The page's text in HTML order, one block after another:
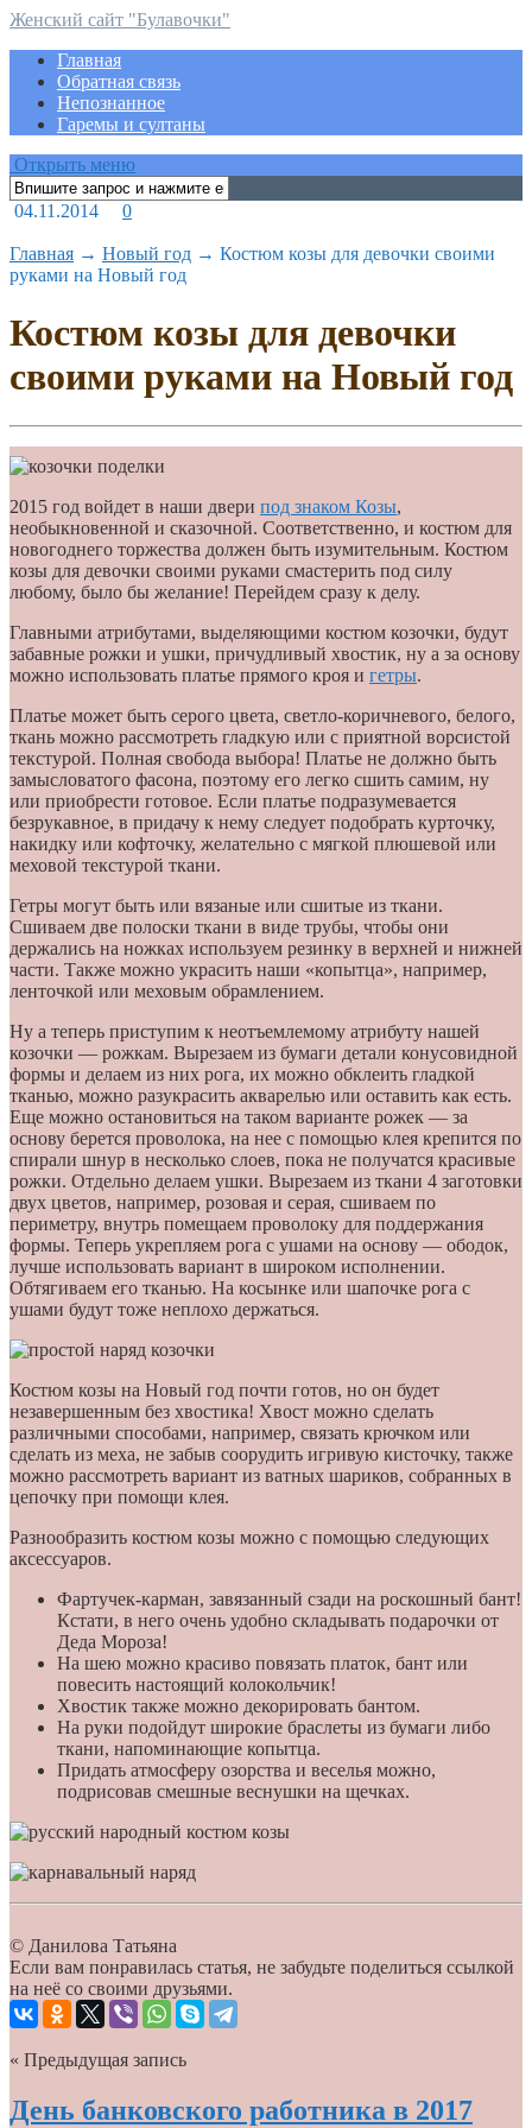
Женский сайт "Булавочки"
Главная
Обратная связь
Непознанное
Гаремы и султаны
Открыть меню
04.11.2014 0
Главная → Новый год → Костюм козы для девочки своими
руками на Новый год
Костюм козы для девочки
своими руками на Новый год
2015 год войдет в наши двери под знаком Козы,
необыкновенной и сказочной. Соответственно, и костюм для
новогоднего торжества должен быть изумительным. Костюм
козы для девочки своими руками смастерить под силу
любому, было бы желание! Перейдем сразу к делу.
Главными атрибутами, выделяющими костюм козочки, будут
забавные рожки и ушки, причудливый хвостик, ну а за основу
можно использовать платье прямого кроя и гетры.
Платье может быть серого цвета, светло-коричневого, белого,
ткань можно рассмотреть гладкую или с приятной ворсистой
текстурой. Полная свобода выбора! Платье не должно быть
замысловатого фасона, поэтому его легко сшить самим, ну
или приобрести готовое. Если платье подразумевается
безрукавное, в придачу к нему следует подобрать курточку,
накидку или кофточку, желательно с мягкой плюшевой или
меховой текстурой ткани.
Гетры могут быть или вязаные или сшитые из ткани.
Сшиваем две полоски ткани в виде трубы, чтобы они
держались на ножках используем резинку в верхней и нижней
части. Также можно украсить наши «копытца», например,
ленточкой или меховым обрамлением.
Ну а теперь приступим к неотъемлемому атрибуту нашей
козочки — рожкам. Вырезаем из бумаги детали конусовидной
формы и делаем из них рога, их можно обклеить гладкой
тканью, можно разукрасить акварелью или оставить как есть.
Еще можно остановиться на таком варианте рожек — за
основу берется проволока, на нее с помощью клея крепится по
спирали шнур в несколько слоев, пока не получатся красивые
рожки. Отдельно делаем ушки. Вырезаем из ткани 4 заготовки
двух цветов, например, розовая и серая, сшиваем по
периметру, внутрь помещаем проволоку для поддержания
формы. Теперь укрепляем рога с ушами на основу — ободок,
лучше использовать вариант в широком исполнении.
Обтягиваем его тканью. На косынке или шапочке рога с
ушами будут тоже неплохо держаться.
Костюм козы на Новый год почти готов, но он будет
незавершенным без хвостика! Хвост можно сделать
различными способами, например, связать крючком или
сделать из меха, не забыв соорудить игривую кисточку, также
можно рассмотреть вариант из ватных шариков, собранных в
цепочку при помощи клея.
Разнообразить костюм козы можно с помощью следующих
аксессуаров.
Фартучек-карман, завязанный сзади на роскошный бант!
Кстати, в него очень удобно складывать подарочки от
Деда Мороза!
На шею можно красиво повязать платок, бант или
повесить настоящий колокольчик!
Хвостик также можно декорировать бантом.
На руки подойдут широкие браслеты из бумаги либо
ткани, напоминающие копытца.
Придать атмосферу озорства и веселья можно,
подрисовав смешные веснушки на щечках.
© Данилова Татьяна
Если вам понравилась статья, не забудьте поделиться ссылкой
на неё со своими друзьями.
« Предыдущая запись
День банковского работника в 2017